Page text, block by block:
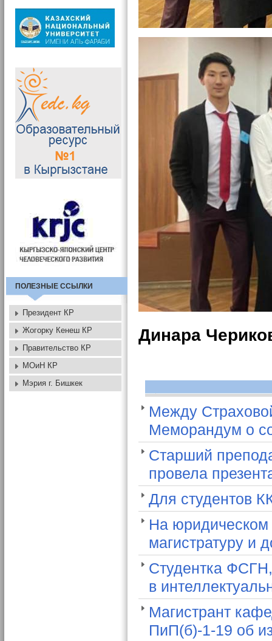
Динара
Между
Меморандум о
Старший
провела
Для студентов
На юридическом
магистратуру и
Студентка
в
Магистрант
ПиП(б)-1-19 об
ПОЛЕЗНЫЕ ССЫЛКИ
Президент КР
Жогорку Кенеш КР
Правительство КР
МОиН КР
Мэрия г. Бишкек